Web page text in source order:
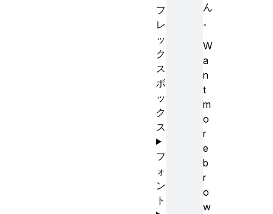
ん
。
W
a
n
t
m
o
r
e
b
r
o
w
フ
レ
ッ
ク
ス
ボ
ッ
ク
ス
フ
ォ
ン
ト